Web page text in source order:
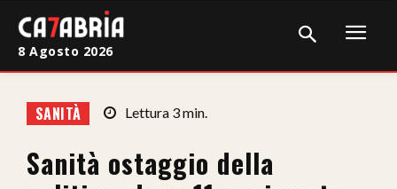
Cronaca
Giudiziaria
8 Agosto 2026
SANITÀ Lettura 3min.
Sanità ostaggio della